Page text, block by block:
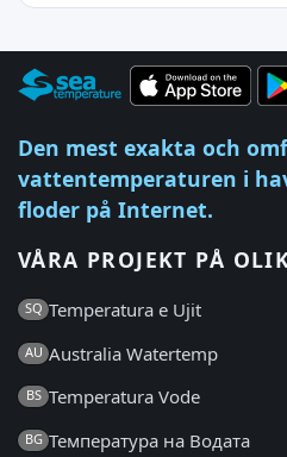
Den mest exakta och
vattentemperaturen i
floder på Internet.
VÅRA PROJEKT PÅ
SQ Temperatura e Ujit
AU Australia Watertemp
BS Temperatura Vode
BG Температура на Водата